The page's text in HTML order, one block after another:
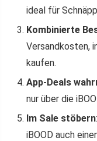
ideal für
Kombinierte
Versandkosten,
kaufen.
App-Deals
nur über die
Im Sale stöbern
iBOOD auch